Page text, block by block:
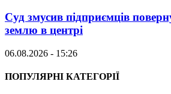
Суд змусив підприємців
землю в центрі
06.08.2026 - 15:26
ПОПУЛЯРНІ КАТЕГОРІЇ